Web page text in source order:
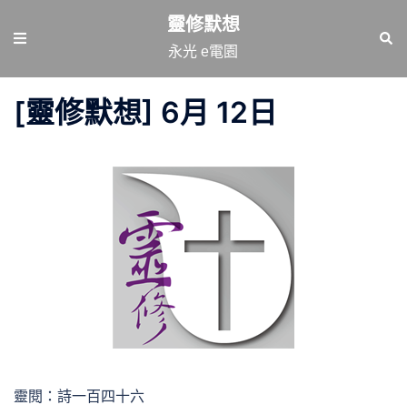
要
靈修默想
永光 e電園
[靈修默想] 6月 12日
靈閱：詩一百四十六